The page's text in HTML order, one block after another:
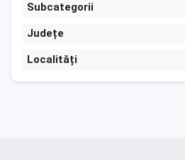
Subcategorii
Județe
Localități